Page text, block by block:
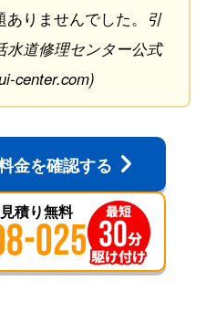
りませんでした。 引
水道修理センター公式
center.com)
金を確認する
積り無料
025